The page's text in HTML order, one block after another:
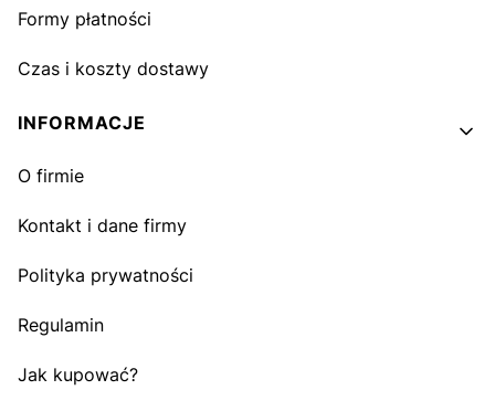
Formy płatności
Czas i koszty dostawy
INFORMACJE
O firmie
Kontakt i dane firmy
Polityka prywatności
Regulamin
Jak kupować?